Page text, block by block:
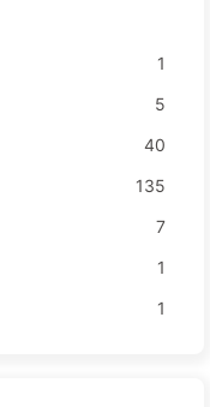
1
5
40
135
7
1
1